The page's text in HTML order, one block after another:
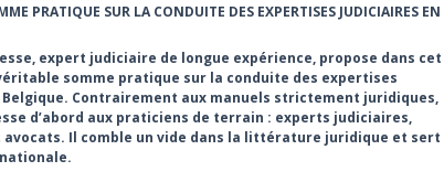
PRATIQUE SUR LA CONDUITE DES EXPERTISES JUDICIAIRES EN
expert judiciaire de longue expérience, propose dans cet
somme pratique sur la conduite des expertises
Contrairement aux manuels strictement juridiques,
d’abord aux praticiens de terrain : experts judiciaires,
Il comble un vide dans la littérature juridique et sert